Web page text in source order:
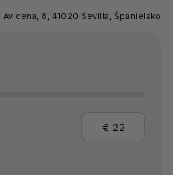
Avicena, 8, 41020 Sevilla, Španielsko
€ 22